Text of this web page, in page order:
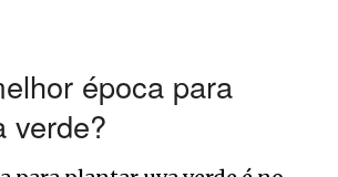
época para
verde?